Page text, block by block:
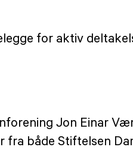
for aktiv
Jon Einar
både Stiftelsen